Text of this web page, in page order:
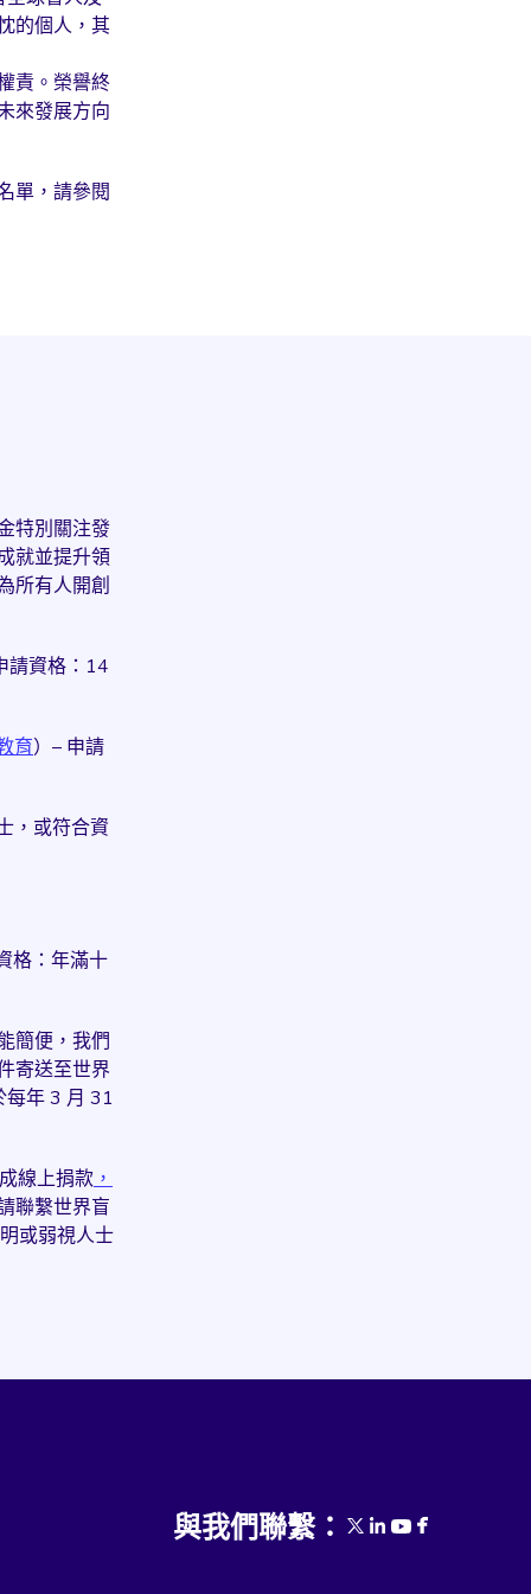
的個人，其
責。榮譽終
來發展方向
單，請參閱
特別關注發
就並提升領
所有人開創
請資格：14
育）– 申請
，或符合資
格：年滿十
簡便，我們
寄送至世界
每年 3 月 31
線上捐款 ，
聯繫世界盲
或弱視人士
與我們聯繫：